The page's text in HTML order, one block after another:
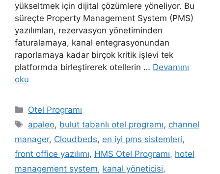
yükseltmek için dijital çözümlere yöneliyor. Bu
süreçte Property Management System (PMS)
yazılımları, rezervasyon yönetiminden
faturalamaya, kanal entegrasyonundan
raporlamaya kadar birçok kritik işlevi tek
platformda birleştirerek otellerin … Devamını
oku
Kategoriler
Otel Programı
Etiketler
apaleo, bulut tabanlı otel programı, channel
manager, Cloudbeds, en iyi pms sistemleri,
front office yazılımı, HMS Otel Programı, hotel
management system, kanal yöneticisi,